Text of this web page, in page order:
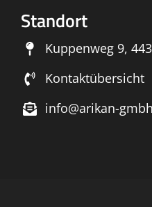
Standort
Kuppenweg 9,
Kontaktübersicht
info@arikan-